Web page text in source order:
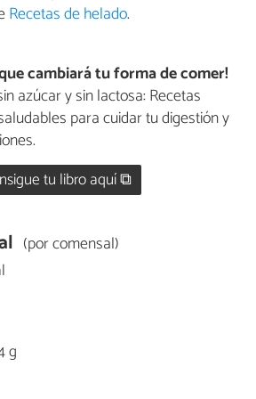
Recetas de helado.
cambiará tu forma de comer!
azúcar y sin lactosa: Recetas
para cuidar tu digestión y
tu libro aquí ⧉
(por comensal)
g